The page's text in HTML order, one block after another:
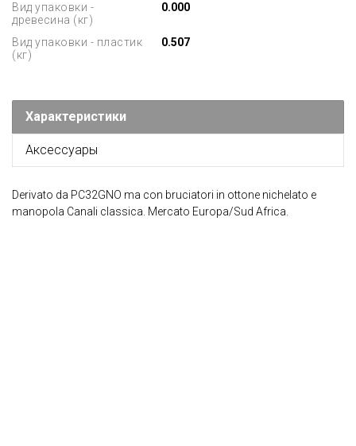
Вид упаковки -
древесина (кг)
0.000
Вид упаковки - пластик
(кг)
0.507
Характеристики
Аксессуары
Derivato da PC32GNO ma con bruciatori in ottone nichelato e
manopola Canali classica. Mercato Europa/Sud Africa.